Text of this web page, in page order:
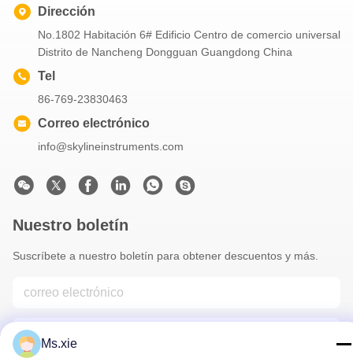
Dirección
No.1802 Habitación 6# Edificio Centro de comercio universal
Distrito de Nancheng Dongguan Guangdong China
Tel
86-769-23830463
Correo electrónico
info@skylineinstruments.com
Nuestro boletín
Suscríbete a nuestro boletín para obtener descuentos y más.
Ms.xie